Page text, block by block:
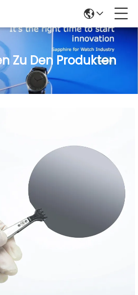
Zu Den Produkten